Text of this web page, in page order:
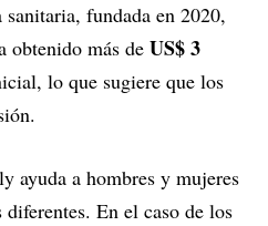
fundada en 2020,
obtenido más de US$ 3
lo que sugiere que los
ayuda a hombres y mujeres
En el caso de los